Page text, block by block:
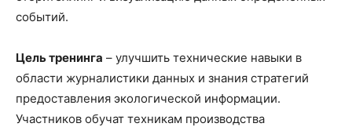
событий.
Цель тренинга – улучшить технические навыки в
области журналистики данных и знания стратегий
предоставления экологической информации.
Участников обучат техникам производства